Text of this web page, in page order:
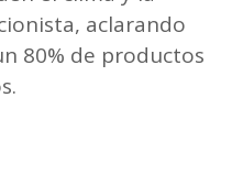
aclarando
80% de productos